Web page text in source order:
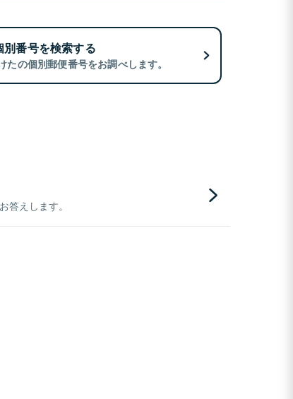
別番号を検索する
たの個別郵便番号をお調べします。
答えします。